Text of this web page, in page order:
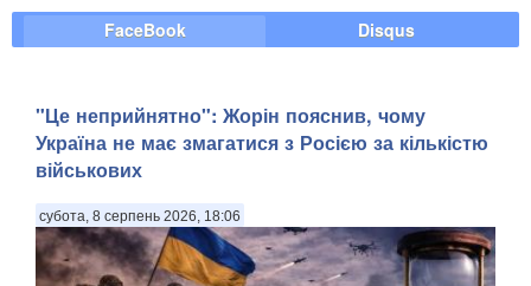
FaceBook Disqus
"Це неприйнятно": Жорін пояснив, чому
Україна не має змагатися з Росією за кількістю
військових
субота, 8 серпень 2026, 18:06